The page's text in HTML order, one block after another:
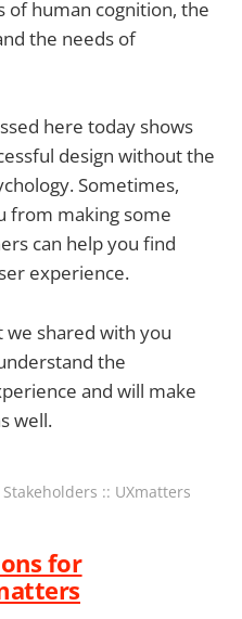
human cognition, the
the needs of
here today shows
design without the
Sometimes,
from making some
can help you find
experience.
shared with you
the
and will make
well.
:: UXmatters
for